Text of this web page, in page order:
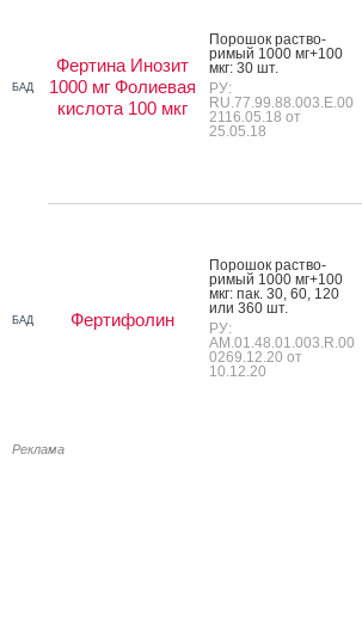
БАД
Фертина Инозит
1000 мг Фолиевая
кислота 100 мкг
По­рошок рас­тво­
римый 1000 мг+100
мкг: 30 шт.
РУ:
RU.77.99.88.003.Е.00
2116.05.18 от
25.05.18
БАД Фертифолин
По­рошок рас­тво­
римый 1000 мг+100
мкг: пак. 30, 60, 120
или 360 шт.
РУ:
AM.01.48.01.003.R.00
0269.12.20 от
10.12.20
Реклама